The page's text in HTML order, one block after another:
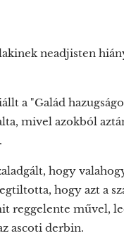
neadjisten
a "Galád
mivel azokból
hogy
hogy azt a
reggelente művel,
ascoti derbin.